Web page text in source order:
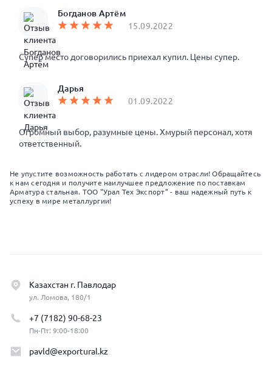
Богданов Артём
15.09.2022
Супер место договорились приехал купил. Цены супер.
Дарья
01.09.2022
Огромный выбор, разумные цены. Хмурый персонал, хотя
ответственный.
Не упустите возможность работать с лидером отрасли! Обращайтесь
к нам сегодня и получите наилучшее предложение по поставкам
Арматура стальная. ТОО "Урал Тех Экспорт" - ваш надежный путь к
успеху в мире металлургии!
Казахстан г. Павлодар
ул. Ломова, 180/1
+7 (7182) 90-68-23
Пн-Пт: 9:00-18:00
pavld@exportural.kz